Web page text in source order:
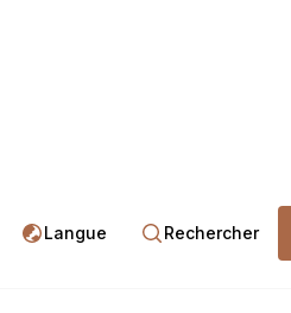
Langue Rechercher